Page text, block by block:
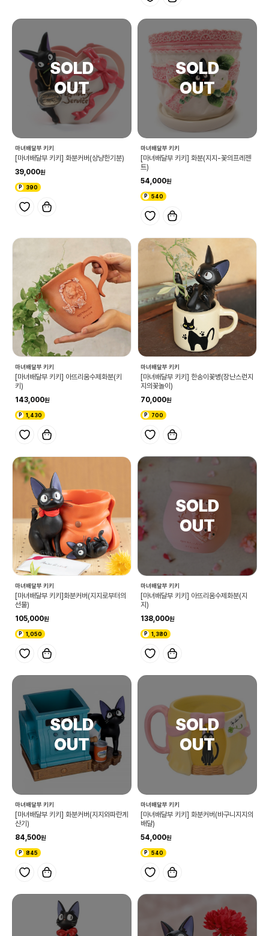
마녀배달부 키키
[마녀배달부 키키] 화분커버(상냥한기분)
39,000
390
마녀배달부 키키
[마녀배달부 키키] 화분(지지-꽃의프레젠
트)
54,000
540
마녀배달부 키키
[마녀배달부 키키] 아뜨리움수제화분(키
키)
143,000
1,430
마녀배달부 키키
[마녀배달부 키키] 한송이꽃병(장난스런지
지의꽃놀이)
70,000
700
마녀배달부 키키
[마녀배달부 키키]화분커버(지지로부터의
선물)
105,000
1,050
마녀배달부 키키
[마녀배달부 키키] 아뜨리움수제화분(지
지)
138,000
1,380
마녀배달부 키키
[마녀배달부 키키] 화분커버(지지와파란계
산기)
84,500
845
마녀배달부 키키
[마녀배달부 키키] 화분커버(바구니지지의
배달)
54,000
540